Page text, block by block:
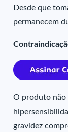
Desde que
permanecem
O produto não
gravidez